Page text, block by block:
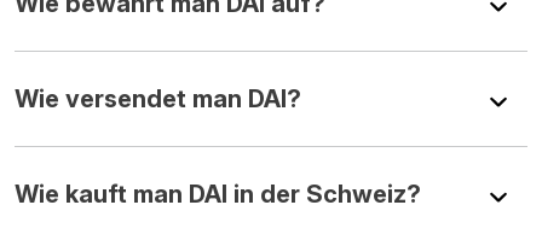
Wie versendet man DAI?
Wie kauft man DAI in der Schweiz?